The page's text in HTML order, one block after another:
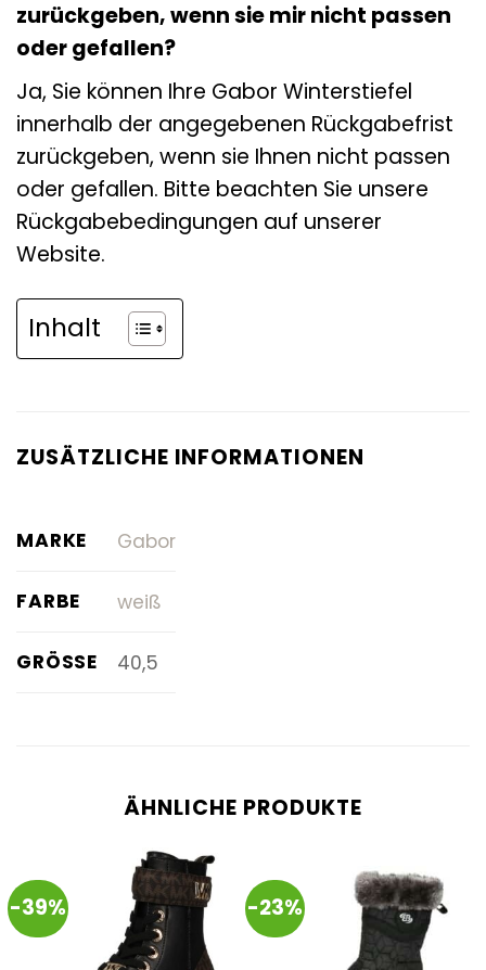
zurückgeben, wenn sie mir nicht passen
oder gefallen?
Ja, Sie können Ihre Gabor Winterstiefel
innerhalb der angegebenen Rückgabefrist
zurückgeben, wenn sie Ihnen nicht passen
oder gefallen. Bitte beachten Sie unsere
Rückgabebedingungen auf unserer
Website.
Inhalt
ZUSÄTZLICHE INFORMATIONEN
MARKE Gabor
FARBE weiß
GRÖSSE 40,5
ÄHNLICHE PRODUKTE
-39% -23%